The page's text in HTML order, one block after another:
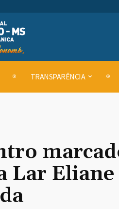
TRANSPARÊNCIA
Lar